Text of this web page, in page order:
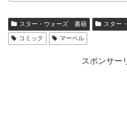
スター・ウォーズ 書籍
スター
コミック
マーベル
スポンサー